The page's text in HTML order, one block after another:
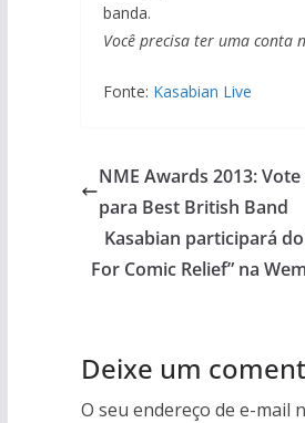
banda.
Você precisa ter uma conta
Fonte: Kasabian Live
NME Awards 2013:
para Best British Band
Kasabian participará
For Comic Relief” na
Deixe um
O seu endereço de e-mail